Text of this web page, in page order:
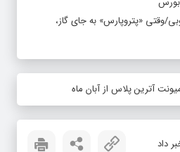
وقتی «پتروپارس» به جای گاز،
آترین پلاس از آبان ماه
داد